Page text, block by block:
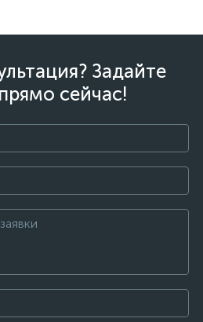
Задайте
сейчас!